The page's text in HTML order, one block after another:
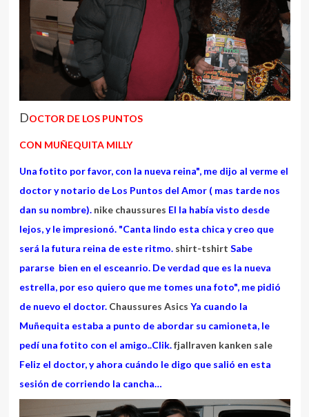
DOCTOR DE LOS PUNTOS
CON MUÑEQUITA MILLY
Una fotito por favor, con la nueva reina", me dijo al verme el
doctor y notario de Los Puntos del Amor ( mas tarde nos
dan su nombre). nike chaussures El la había visto desde
lejos, y le impresionó. "Canta lindo esta chica y creo que
será la futura reina de este ritmo. shirt-tshirt Sabe
pararse bien en el esceanrio. De verdad que es la nueva
estrella, por eso quiero que me tomes una foto", me pidió
de nuevo el doctor. Chaussures Asics Ya cuando la
Muñequita estaba a punto de abordar su camioneta, le
pedí una fotito con el amigo..Clik.fjallraven kanken sale
Feliz el doctor, y ahora cuándo le digo que salió en esta
sesión de corriendo la cancha…